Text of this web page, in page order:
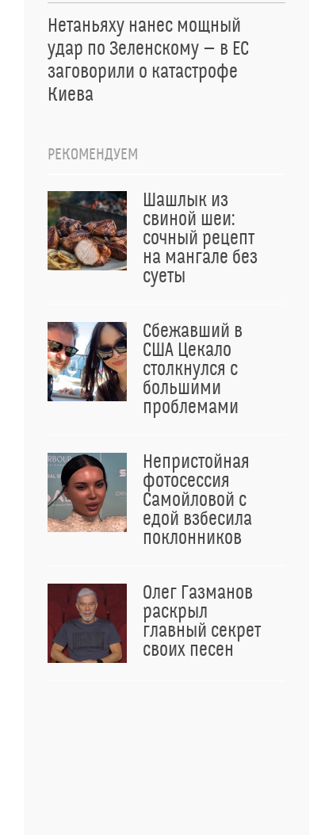
Нетаньяху нанес мощный
удар по Зеленскому — в ЕС
заговорили о катастрофе
Киева
РЕКОМЕНДУЕМ
Шашлык из
свиной шеи:
сочный рецепт
на мангале без
суеты
Сбежавший в
США Цекало
столкнулся с
большими
проблемами
Непристойная
фотосессия
Самойловой с
едой взбесила
поклонников
Олег Газманов
раскрыл
главный секрет
своих песен